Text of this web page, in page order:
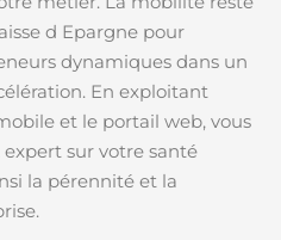
d Epargne pour
dynamiques dans un
En exploitant
et le portail web, vous
sur votre santé
la pérennité et la